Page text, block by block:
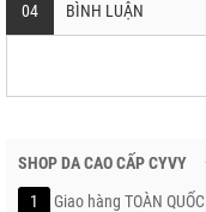
04 BÌNH LUẬN
SHOP DA CAO CẤP CYVY
1
Giao hàng TOÀN QUỐC